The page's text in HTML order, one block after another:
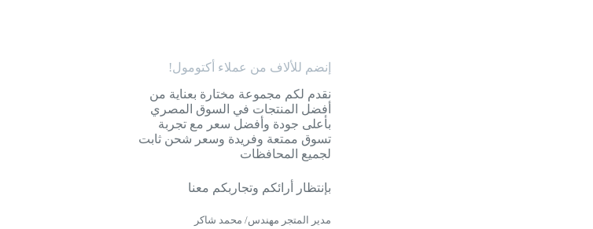
إنضم للألاف من عملاء أكتومول!
نقدم لكم مجموعة مختارة بعناية من
أفضل المنتجات في السوق المصري
بأعلى جودة وأفضل سعر مع تجربة
تسوق ممتعة وفريدة وسعر شحن ثابت
لجميع المحافظات
بإنتظار أرائكم وتجاربكم معنا
مدير المتجر مهندس/ محمد شاكر